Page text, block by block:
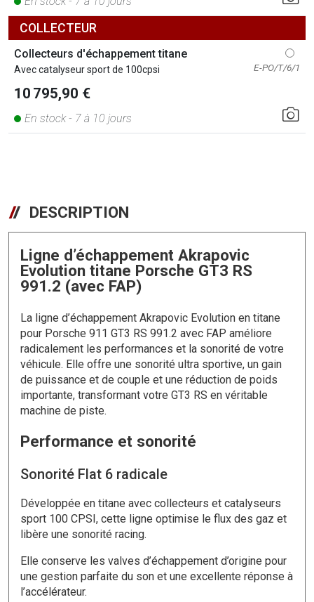
COLLECTEUR
Collecteurs d'échappement titane
Avec catalyseur sport de 100cpsi E-PO/T/6/1
10 795,90 €
En stock - 7 à 10 jours
DESCRIPTION
Ligne d’échappement Akrapovic
Evolution titane Porsche GT3 RS
991.2 (avec FAP)
La ligne d’échappement Akrapovic Evolution en titane
pour Porsche 911 GT3 RS 991.2 avec FAP améliore
radicalement les performances et la sonorité de votre
véhicule. Elle offre une sonorité ultra sportive, un gain
de puissance et de couple et une réduction de poids
importante, transformant votre GT3 RS en véritable
machine de piste.
Performance et sonorité
Sonorité Flat 6 radicale
Développée en titane avec collecteurs et catalyseurs
sport 100 CPSI, cette ligne optimise le flux des gaz et
libère une sonorité racing.
Elle conserve les valves d’échappement d’origine pour
une gestion parfaite du son et une excellente réponse à
l’accélérateur.